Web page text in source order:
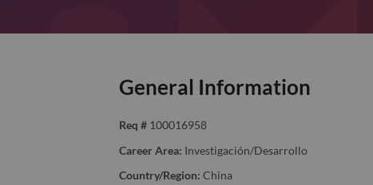
General Information
Req # 100016958
Career Area: Investigación/Desarrollo
Country/Region: China